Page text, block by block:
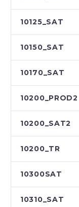
10125_SAT
10150_SAT
10170_SAT
10200_PROD2
10200_SAT2
10200_TR
10300SAT
10310_SAT